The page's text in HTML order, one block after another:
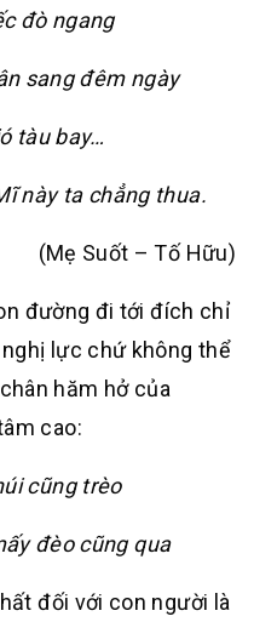
đò ngang
sang đêm ngày
tàu bay…
này ta chẳng thua.
(Mẹ Suốt – Tố Hữu)
đường đi tới đích chỉ
lực chứ không thể
hăm hở của
cao:
cũng trèo
đèo cũng qua
đối với con người là